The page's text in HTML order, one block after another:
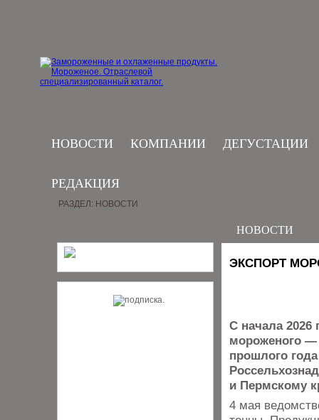
НОВОСТИ КОМПАНИИ ДЕГУСТАЦИИ
РЕДАКЦИЯ
РАЗДЕЛ: НОВОСТИ
НОВОСТИ
ЭКСПОРТ
С начала 2026
мороженого —
прошлого
и Пермскому
4 мая